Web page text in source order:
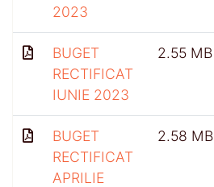
2023
BUGET
RECTIFICAT
IUNIE 2023
2.55 MB
BUGET
RECTIFICAT
APRILIE
2.58 MB